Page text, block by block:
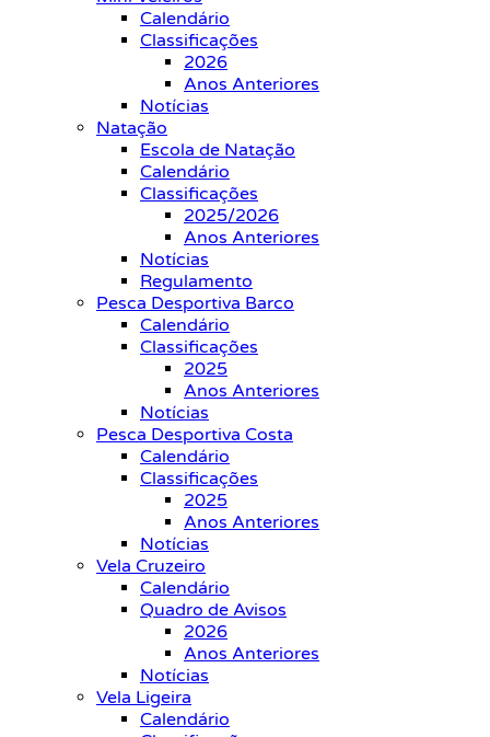
Calendário
Classificações
2026
Anos Anteriores
Notícias
Natação
Escola de Natação
Calendário
Classificações
2025/2026
Anos Anteriores
Notícias
Regulamento
Pesca Desportiva Barco
Calendário
Classificações
2025
Anos Anteriores
Notícias
Pesca Desportiva Costa
Calendário
Classificações
2025
Anos Anteriores
Notícias
Vela Cruzeiro
Calendário
Quadro de Avisos
2026
Anos Anteriores
Notícias
Vela Ligeira
Calendário